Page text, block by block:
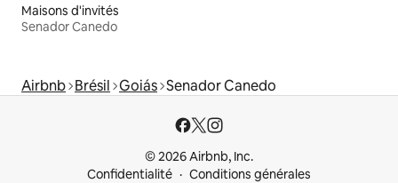
Maisons d'invités
Senador Canedo
Airbnb Brésil Goiás Senador Canedo
© 2026 Airbnb, Inc.
Confidentialité
Conditions générales